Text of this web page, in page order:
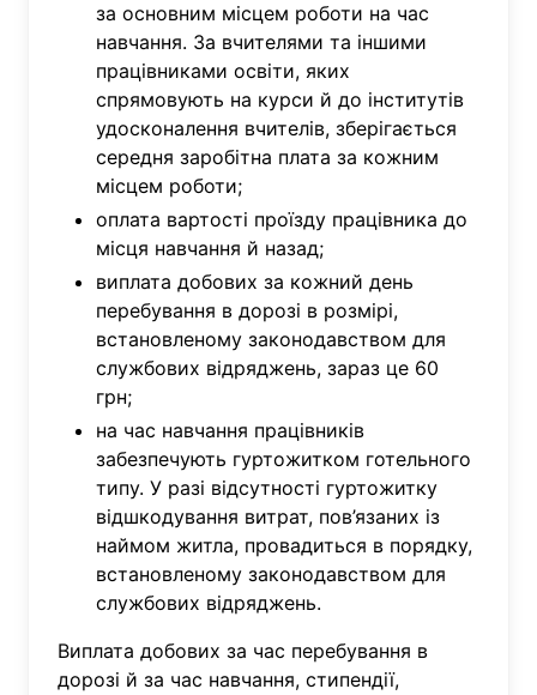
за основним місцем роботи на час
навчання. За вчителями та іншими
працівниками освіти, яких
спрямовують на курси й до інститутів
удосконалення вчителів, зберігається
середня заробітна плата за кожним
місцем роботи;
оплата вартості проїзду працівника до
місця навчання й назад;
виплата добових за кожний день
перебування в дорозі в розмірі,
встановленому законодавством для
службових відряджень, зараз це 60
грн;
на час навчання працівників
забезпечують гуртожитком готельного
типу. У разі відсутності гуртожитку
відшкодування витрат, пов’язаних із
наймом житла, провадиться в порядку,
встановленому законодавством для
службових відряджень.
Виплата добових за час перебування в
дорозі й за час навчання, стипендії,